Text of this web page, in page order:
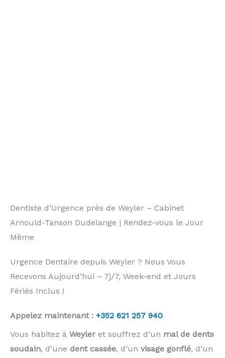
Dentiste d’Urgence près de Weyler – Cabinet
Arnould-Tanson Dudelange | Rendez-vous le Jour
Même
Urgence Dentaire depuis Weyler ? Nous Vous
Recevons Aujourd’hui – 7j/7, Week-end et Jours
Fériés Inclus !
Appelez maintenant : +352 621 257 940
Vous habitez à Weyler et souffrez d’un mal de dents
soudain, d’une dent cassée, d’un visage gonflé, d’un